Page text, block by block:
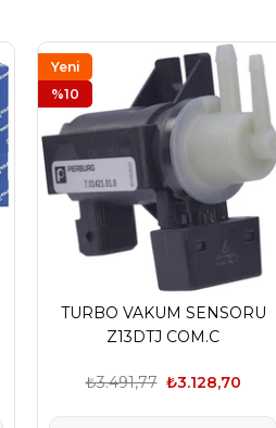
TURBO VAKUM SENSORU
Z13DTJ COM.C
₺3.128,70
₺3.491,77
Yeni
Ürün
%10